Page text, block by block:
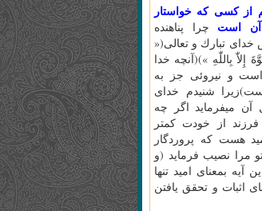
از كسى كه خواستار
آن است چرا پناهنده
خداى تبارك و تعالى(«
إِلاّٰ بِاللّٰهِ‌ »)(آنچه خدا
و نيروئى جز به
شنيدم خداى
آن ميفرمايد اگر چه
از خودت كمتر
هست كه پروردگار
مرا نصيب فرمايد (و
آيه بمعناى اميد تنها
اثبات و تحقق يافتن